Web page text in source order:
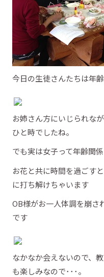
今日の生徒さんたちは年
お姉さん方にいじられな
ひと時でしたね。
でも実は女子って年齢関係
お花と共に時間を過ごす
に打ち解けちゃいます
OB様がお一人体調を崩さ
です
なかなか会えないので、
も楽しみなので･･･。